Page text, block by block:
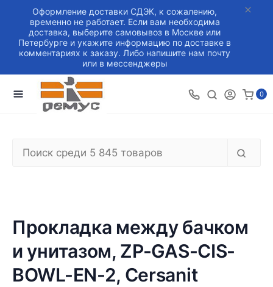
Оформление доставки СДЭК, к сожалению,
временно не работает. Если вам необходима
доставка, выберите самовывоз в Москве или
Петербурге и укажите информацию по доставке в
комментариях к заказу. Либо напишите нам почту
или в мессенджеры
0
Прокладка между бачком
и унитазом, ZP-GAS-CIS-
BOWL-EN-2, Cersanit